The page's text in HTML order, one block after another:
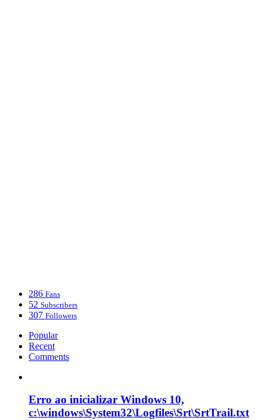
286 Fans
52 Subscribers
307 Followers
Popular
Recent
Comments
Erro ao inicializar Windows 10,
c:\windows\System32\Logfiles\Srt\SrtTrail.txt